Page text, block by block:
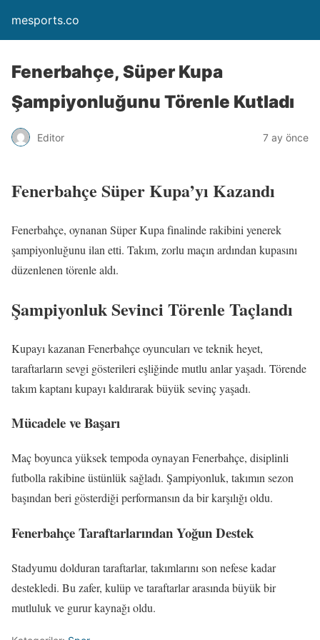
mesports.co
Fenerbahçe, Süper Kupa
Şampiyonluğunu Törenle Kutladı
Editor 7 ay önce
Fenerbahçe Süper Kupa’yı Kazandı
Fenerbahçe, oynanan Süper Kupa finalinde rakibini yenerek
şampiyonluğunu ilan etti. Takım, zorlu maçın ardından kupasını
düzenlenen törenle aldı.
Şampiyonluk Sevinci Törenle Taçlandı
Kupayı kazanan Fenerbahçe oyuncuları ve teknik heyet,
taraftarların sevgi gösterileri eşliğinde mutlu anlar yaşadı. Törende
takım kaptanı kupayı kaldırarak büyük sevinç yaşadı.
Mücadele ve Başarı
Maç boyunca yüksek tempoda oynayan Fenerbahçe, disiplinli
futbolla rakibine üstünlük sağladı. Şampiyonluk, takımın sezon
başından beri gösterdiği performansın da bir karşılığı oldu.
Fenerbahçe Taraftarlarından Yoğun Destek
Stadyumu dolduran taraftarlar, takımlarını son nefese kadar
destekledi. Bu zafer, kulüp ve taraftarlar arasında büyük bir
mutluluk ve gurur kaynağı oldu.